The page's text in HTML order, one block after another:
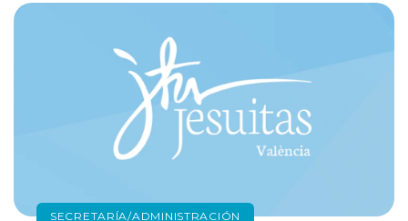
SECRETARÍA/ADMINISTRACIÓN